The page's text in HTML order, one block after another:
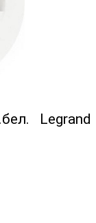
Legrand